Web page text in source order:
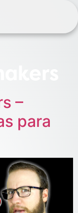
–
para